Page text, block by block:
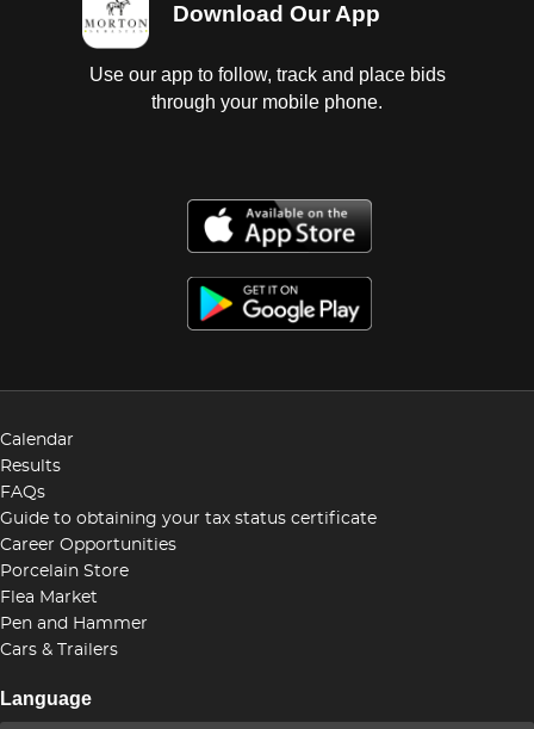
Download Our App
Use our app to follow, track and place bids
through your mobile phone.
Calendar
Results
FAQs
Guide to obtaining your tax status certificate
Career Opportunities
Porcelain Store
Flea Market
Pen and Hammer
Cars & Trailers
Language